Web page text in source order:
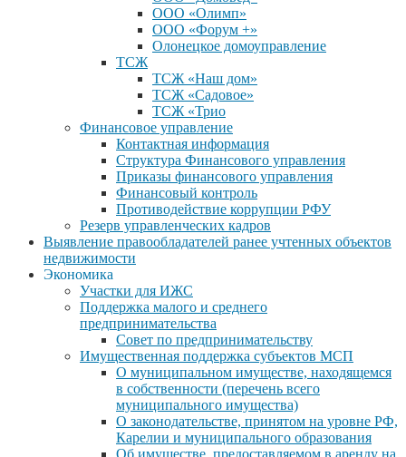
ООО «Олимп»
ООО «Форум +»
Олонецкое домоуправление
ТСЖ
ТСЖ «Наш дом»
ТСЖ «Садовое»
ТСЖ «Трио
Финансовое управление
Контактная информация
Структура Финансового управления
Приказы финансового управления
Финансовый контроль
Противодействие коррупции РФУ
Резерв управленческих кадров
Выявление правообладателей ранее учтенных объектов
недвижимости
Экономика
Участки для ИЖС
Поддержка малого и среднего
предпринимательства
Совет по предпринимательству
Имущественная поддержка субъектов МСП
О муниципальном имуществе, находящемся
в собственности (перечень всего
муниципального имущества)
О законодательстве, принятом на уровне РФ,
Карелии и муниципального образования
Об имуществе, предоставляемом в аренду на